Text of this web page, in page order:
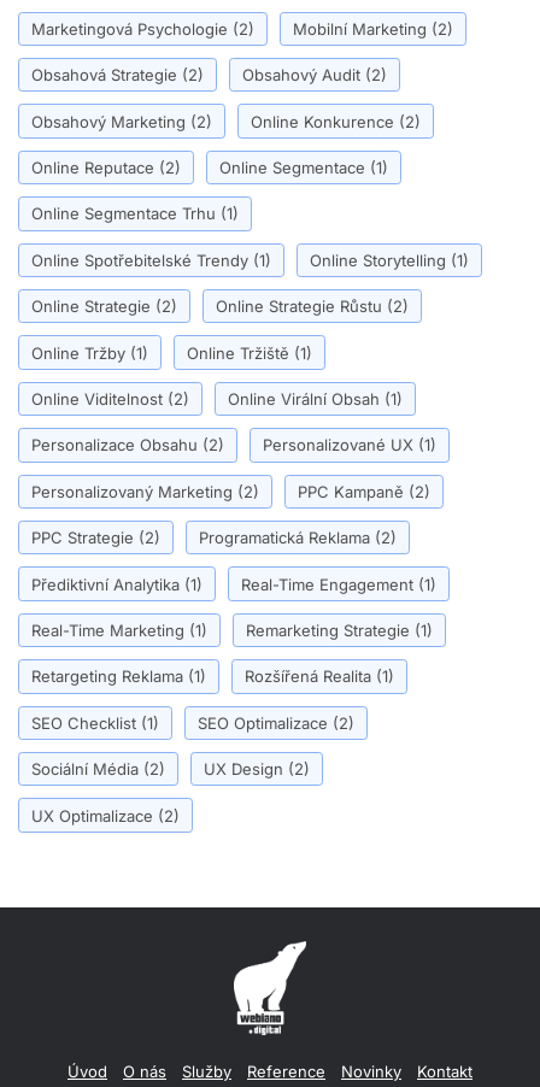
Marketingová Psychologie (2) Mobilní Marketing (2)
Obsahová Strategie (2) Obsahový Audit (2)
Obsahový Marketing (2) Online Konkurence (2)
Online Reputace (2) Online Segmentace (1)
Online Segmentace Trhu (1)
Online Spotřebitelské Trendy (1) Online Storytelling (1)
Online Strategie (2) Online Strategie Růstu (2)
Online Tržby (1) Online Tržiště (1)
Online Viditelnost (2) Online Virální Obsah (1)
Personalizace Obsahu (2) Personalizované UX (1)
Personalizovaný Marketing (2) PPC Kampaně (2)
PPC Strategie (2) Programatická Reklama (2)
Přediktivní Analytika (1) Real-Time Engagement (1)
Real-Time Marketing (1) Remarketing Strategie (1)
Retargeting Reklama (1) Rozšířená Realita (1)
SEO Checklist (1) SEO Optimalizace (2)
Sociální Média (2) UX Design (2)
UX Optimalizace (2)
Úvod O nás Služby Reference Novinky Kontakt